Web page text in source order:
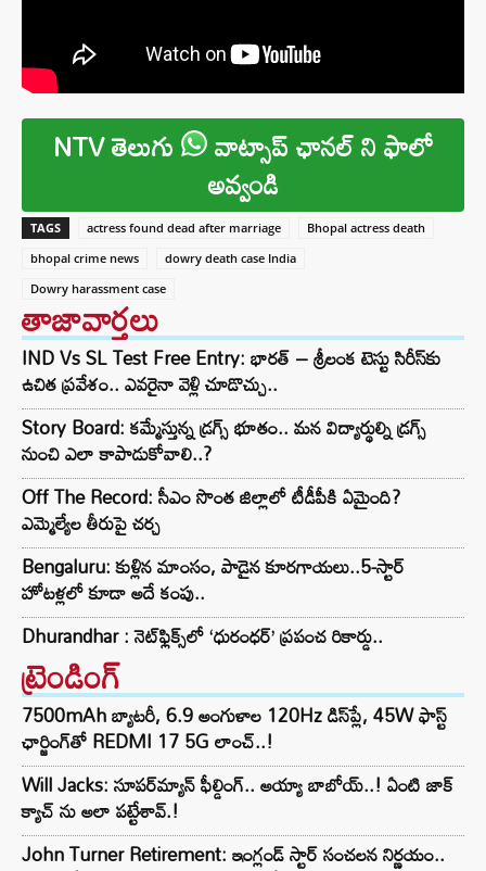
NTV తెలుగు వాట్సాప్ ఛానల్ ని ఫాలో
అవ్వండి
TAGS actress found dead after marriage
Bhopal actress death
bhopal crime news
dowry death case India
Dowry harassment case
తాజావార్తలు
IND Vs SL Test Free Entry: భారత్ – శ్రీలంక టెస్టు సిరీస్‌కు
ఉచిత ప్రవేశం.. ఎవరైనా వెళ్లి చూడొచ్చు..
Story Board: కమ్మేస్తున్న డ్రగ్స్ భూతం.. మన విద్యార్థుల్ని డ్రగ్స్
నుంచి ఎలా కాపాడుకోవాలి..?
Off The Record: సీఎం సొంత జిల్లాలో టీడీపీకి ఏమైంది?
ఎమ్మెల్యేల తీరుపై చర్చ
Bengaluru: కుళ్లిన మాంసం, పాడైన కూరగాయలు..5-స్టార్
హోటళ్లలో కూడా అదే కంపు..
Dhurandhar : నెట్‌ఫ్లిక్స్‌లో ‘ధురంధర్’ ప్రపంచ రికార్డు..
ట్రెండింగ్‌
7500mAh బ్యాటరీ, 6.9 అంగుళాల 120Hz డిస్‌ప్లే, 45W ఫాస్ట్
ఛార్జింగ్‌తో REDMI 17 5G లాంచ్..!
Will Jacks: సూపర్‌మ్యాన్ ఫీల్డింగ్.. అయ్యా బాబోయ్..! ఏంటి జాక్
క్యాచ్ ను అలా పట్టేశావ్.!
John Turner Retirement: ఇంగ్లండ్ స్టార్ సంచలన నిర్ణయం..